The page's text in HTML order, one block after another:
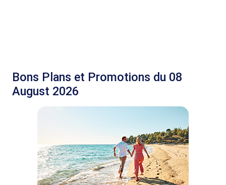
Bons Plans et Promotions du 08
August 2026